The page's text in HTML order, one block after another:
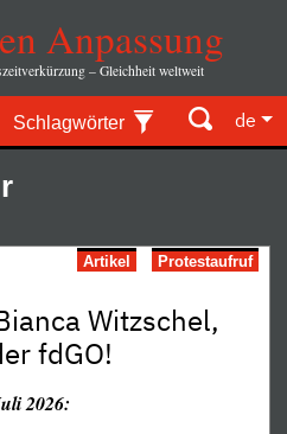
Anpassung
– Gleichheit weltweit
Schlagwörter de
Artikel Protestaufruf
Witzschel,
fdGO!
2026: